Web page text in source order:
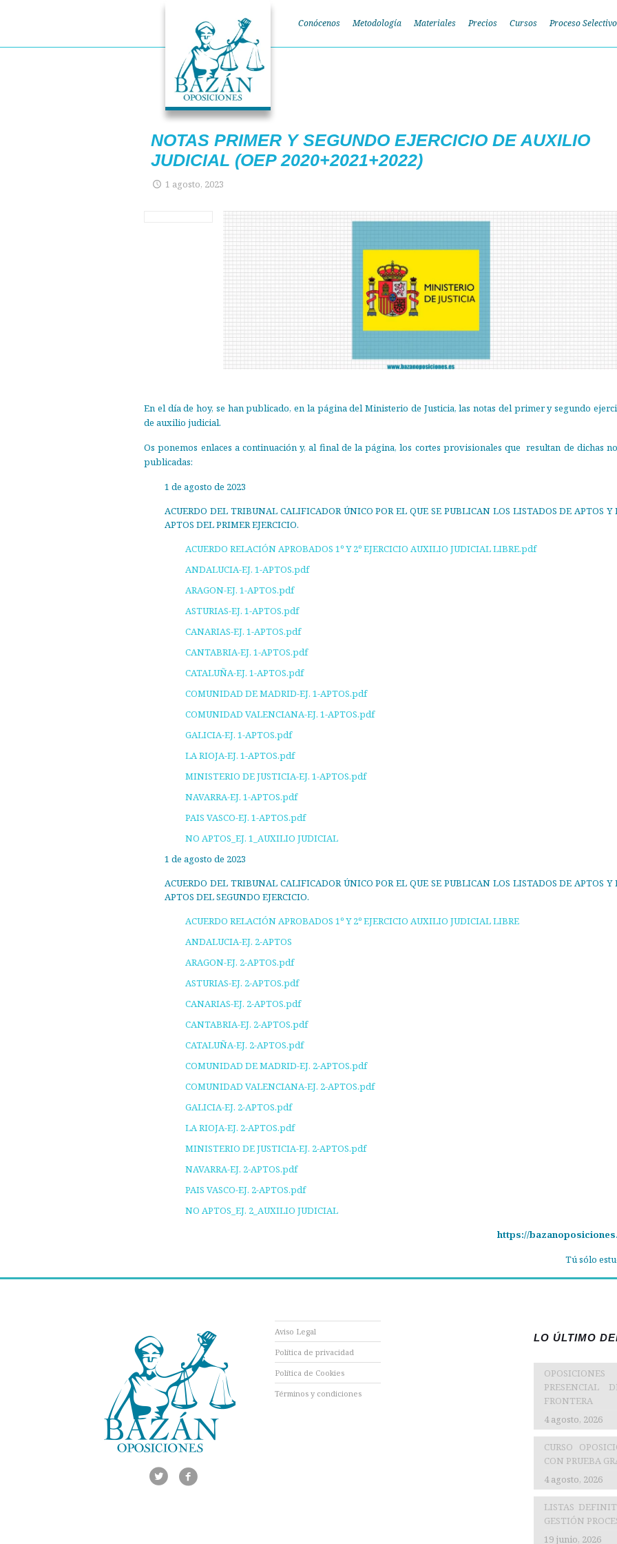
Conócenos Metodología Materiales Precios Cursos Proceso Selectivo
NOTAS PRIMER Y SEGUNDO EJERCICIO DE AUXILIO
JUDICIAL (OEP 2020+2021+2022)
1 agosto, 2023
En el día de hoy, se han publicado, en la página del Ministerio de Justicia, las notas del primer y segundo
de auxilio judicial.
Os ponemos enlaces a continuación y, al final de la página, los cortes provisionales que resultan de dichas
publicadas:
1 de agosto de 2023
ACUERDO DEL TRIBUNAL CALIFICADOR ÚNICO POR EL QUE SE PUBLICAN LOS LISTADOS DE APTOS Y
APTOS DEL PRIMER EJERCICIO.
ACUERDO RELACIÓN APROBADOS 1º Y 2º EJERCICIO AUXILIO JUDICIAL LIBRE.pdf
ANDALUCIA-EJ. 1-APTOS.pdf
ARAGON-EJ. 1-APTOS.pdf
ASTURIAS-EJ. 1-APTOS.pdf
CANARIAS-EJ. 1-APTOS.pdf
CANTABRIA-EJ. 1-APTOS.pdf
CATALUÑA-EJ. 1-APTOS.pdf
COMUNIDAD DE MADRID-EJ. 1-APTOS.pdf
COMUNIDAD VALENCIANA-EJ. 1-APTOS.pdf
GALICIA-EJ. 1-APTOS.pdf
LA RIOJA-EJ. 1-APTOS.pdf
MINISTERIO DE JUSTICIA-EJ. 1-APTOS.pdf
NAVARRA-EJ. 1-APTOS.pdf
PAIS VASCO-EJ. 1-APTOS.pdf
NO APTOS_EJ. 1_AUXILIO JUDICIAL
1 de agosto de 2023
ACUERDO DEL TRIBUNAL CALIFICADOR ÚNICO POR EL QUE SE PUBLICAN LOS LISTADOS DE APTOS Y
APTOS DEL SEGUNDO EJERCICIO.
ACUERDO RELACIÓN APROBADOS 1º Y 2º EJERCICIO AUXILIO JUDICIAL LIBRE
ANDALUCIA-EJ. 2-APTOS
ARAGON-EJ. 2-APTOS.pdf
ASTURIAS-EJ. 2-APTOS.pdf
CANARIAS-EJ. 2-APTOS.pdf
CANTABRIA-EJ. 2-APTOS.pdf
CATALUÑA-EJ. 2-APTOS.pdf
COMUNIDAD DE MADRID-EJ. 2-APTOS.pdf
COMUNIDAD VALENCIANA-EJ. 2-APTOS.pdf
GALICIA-EJ. 2-APTOS.pdf
LA RIOJA-EJ. 2-APTOS.pdf
MINISTERIO DE JUSTICIA-EJ. 2-APTOS.pdf
NAVARRA-EJ. 2-APTOS.pdf
PAIS VASCO-EJ. 2-APTOS.pdf
NO APTOS_EJ. 2_AUXILIO JUDICIAL
https://
Tú sólo
Aviso Legal
Política de privacidad
Política de Cookies
Términos y condiciones
LO ÚLTIMO
PRESENCIAL
FRONTERA
4 agosto, 2026
CURSO
CON PRUEBA
4 agosto, 2026
LISTAS
GESTIÓN
19 junio, 2026